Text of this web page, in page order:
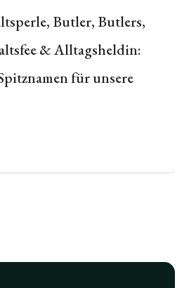
Butler, Butlers,
& Alltagsheldin:
für unsere